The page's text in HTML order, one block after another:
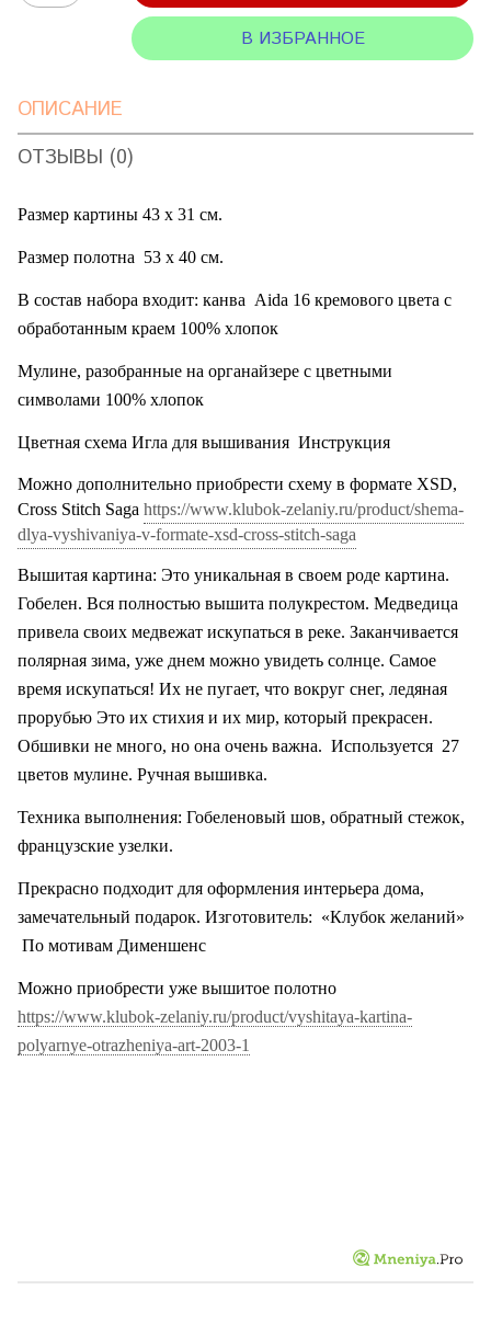
В ИЗБРАННОЕ
ОПИСАНИЕ
ОТЗЫВЫ (0)
Размер картины 43 х 31 см.
Размер полотна 53 х 40 см.
В состав набора входит: канва Aida 16 кремового цвета с
обработанным краем 100% хлопок
Мулине, разобранные на органайзере с цветными
символами 100% хлопок
Цветная схема Игла для вышивания Инструкция
Можно дополнительно приобрести схему в формате XSD,
Cross Stitch Saga https://www.klubok-zelaniy.ru/product/shema-
dlya-vyshivaniya-v-formate-xsd-cross-stitch-saga
Вышитая картина: Это уникальная в своем роде картина.
Гобелен. Вся полностью вышита полукрестом. Медведица
привела своих медвежат искупаться в реке. Заканчивается
полярная зима, уже днем можно увидеть солнце. Самое
время искупаться! Их не пугает, что вокруг снег, ледяная
прорубью Это их стихия и их мир, который прекрасен.
Обшивки не много, но она очень важна. Используется 27
цветов мулине. Ручная вышивка.
Техника выполнения: Гобеленовый шов, обратный стежок,
французские узелки.
Прекрасно подходит для оформления интерьера дома,
замечательный подарок. Изготовитель: «Клубок желаний»
По мотивам Дименшенс
Можно приобрести уже вышитое полотно
https://www.klubok-zelaniy.ru/product/vyshitaya-kartina-
polyarnye-otrazheniya-art-2003-1